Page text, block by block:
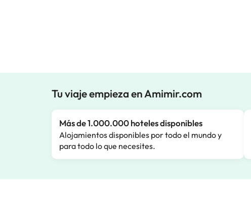
Tu viaje empieza en Amimir.com
Más de 1.000.000 hoteles disponibles
Alojamientos disponibles por todo el mundo y
para todo lo que necesites.